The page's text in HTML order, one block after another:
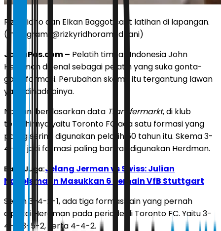
Rizki Ridho dan Elkan Baggot saat latihan di lapangan.
(Instagram/@rizkyridhoramadhani)
JawaPos.com – Pelatih timnas Indonesia John
Herdman dikenal sebagai pelatih yang suka gonta-
ganti formasi. Perubahan skema itu tergantung lawan
yang dihadapinya.
Namun, berdasarkan data Transfermarkt, di klub
terakhirnya yaitu Toronto FC ada satu formasi yang
paling sering digunakan pelatih 50 tahun itu. Skema 3-
4-2-1 jadi formasi paling banyak digunakan Herdman.
Baca Juga:Jelang Jerman vs Swiss: Julian
Nagelsmann Masukkan 6 Pemain VfB Stuttgart
Selain 3-4-2-1, ada tiga formasi lain yang pernah
dipakai Herdman pada periode di Toronto FC. Yaitu 3-
4-3, 3-5-2, serta 4-4-2.